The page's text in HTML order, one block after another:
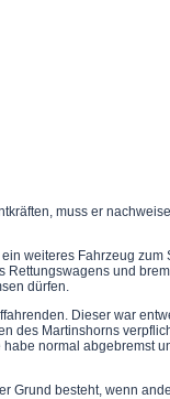
muss er
weiteres Fahrzeug zum
und
dürfen.
Dieser war
des Martinshorns
normal abgebremst
Grund besteht, wenn